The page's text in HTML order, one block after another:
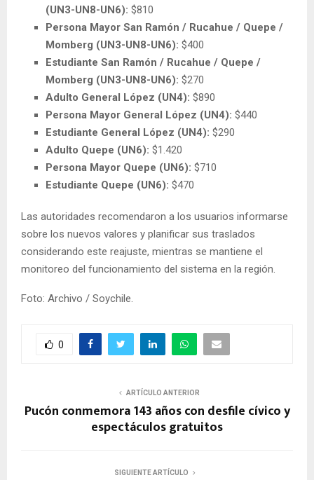
(UN3-UN8-UN6): $810
Persona Mayor San Ramón / Rucahue / Quepe /
Momberg (UN3-UN8-UN6): $400
Estudiante San Ramón / Rucahue / Quepe /
Momberg (UN3-UN8-UN6): $270
Adulto General López (UN4): $890
Persona Mayor General López (UN4): $440
Estudiante General López (UN4): $290
Adulto Quepe (UN6): $1.420
Persona Mayor Quepe (UN6): $710
Estudiante Quepe (UN6): $470
Las autoridades recomendaron a los usuarios informarse
sobre los nuevos valores y planificar sus traslados
considerando este reajuste, mientras se mantiene el
monitoreo del funcionamiento del sistema en la región.
Foto: Archivo / Soychile.
0
ARTÍCULO ANTERIOR
Pucón conmemora 143 años con desfile cívico y
espectáculos gratuitos
SIGUIENTE ARTÍCULO